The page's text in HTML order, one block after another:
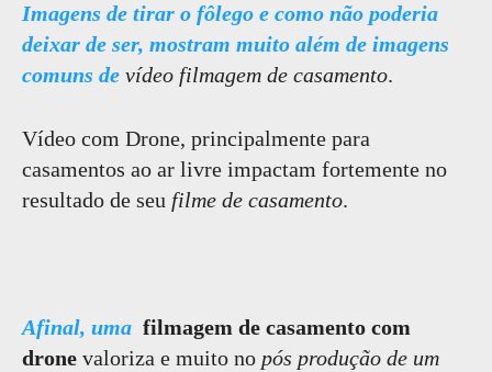
Imagens de tirar o fôlego e como não poderia
deixar de ser, mostram muito além de imagens
comuns de vídeo filmagem de casamento.
Vídeo com Drone, principalmente para
casamentos ao ar livre impactam fortemente no
resultado de seu filme de casamento.
Afinal, uma filmagem de casamento com
drone valoriza e muito no pós produção de um